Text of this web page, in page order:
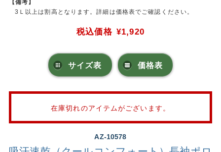
【備考】
3Ｌ以上は割高となります。詳細は価格表でご確認ください。
税込価格 ¥1,920
サイズ表 価格表
在庫切れのアイテムがございます。
AZ-10578